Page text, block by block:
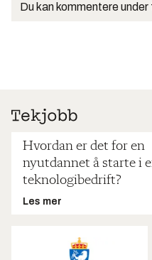
Du kan kommentere
Hvordan er det for en
nyutdannet å starte i
teknologibedrift?
Les mer